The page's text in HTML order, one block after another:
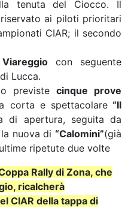
tenuta del Ciocco. Il
ai piloti prioritari
CIAR; il secondo
con seguente
Lucca.
previstecinque prove
corta e spettacolare“Il
di apertura, seguita da
nuova di“Calomini”(già
ripetute due volte
Rally di Zona, che
ricalcherà
CIAR della tappa di